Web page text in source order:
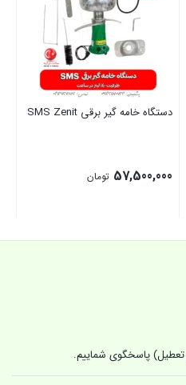
دستگاه خامه گیر برقی SMS Zenit
57,500,000 تومان